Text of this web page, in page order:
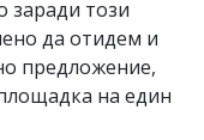
заради този
да отидем и
предложение,
на един